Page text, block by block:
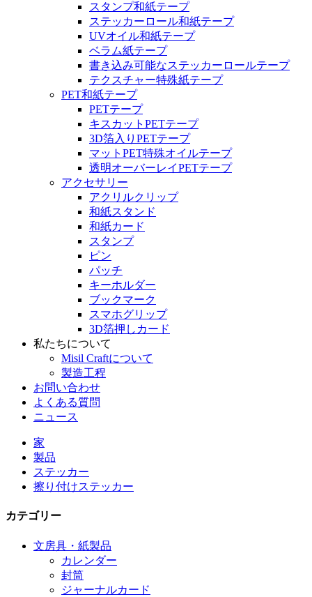
スタンプ和紙テープ
ステッカーロール和紙テープ
UVオイル和紙テープ
ベラム紙テープ
書き込み可能なステッカーロールテープ
テクスチャー特殊紙テープ
PET和紙テープ
PETテープ
キスカットPETテープ
3D箔入りPETテープ
マットPET特殊オイルテープ
透明オーバーレイPETテープ
アクセサリー
アクリルクリップ
和紙スタンド
和紙カード
スタンプ
ピン
パッチ
キーホルダー
ブックマーク
スマホグリップ
3D箔押しカード
私たちについて
Misil Craftについて
製造工程
お問い合わせ
よくある質問
ニュース
家
製品
ステッカー
擦り付けステッカー
カテゴリー
文房具・紙製品
カレンダー
封筒
ジャーナルカード